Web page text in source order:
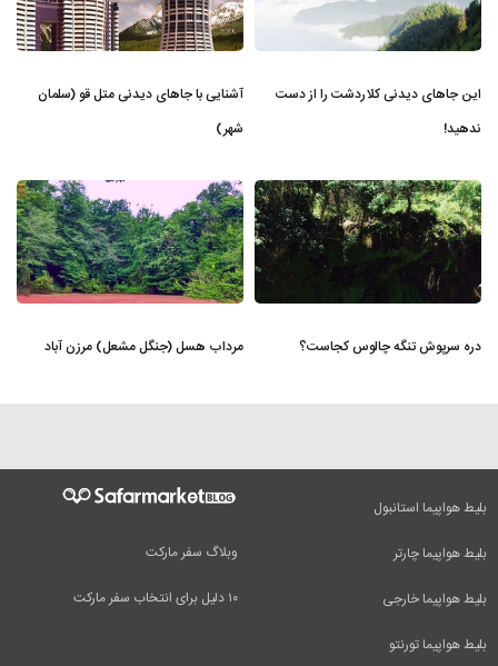
این جاهای دیدنی کلاردشت را از دست
ندهید!
آشنایی با جاهای دیدنی متل قو (سلمان
شهر)
دره سرپوش تنگه چالوس کجاست؟ مرداب هسل (جنگل مشعل) مرزن آباد
وبلاگ سفر مارکت
۱۰ دلیل برای انتخاب سفر مارکت
بلیط هواپیما استانبول
بلیط هواپیما چارتر
بلیط هواپیما خارجی
بلیط هواپیما تورنتو